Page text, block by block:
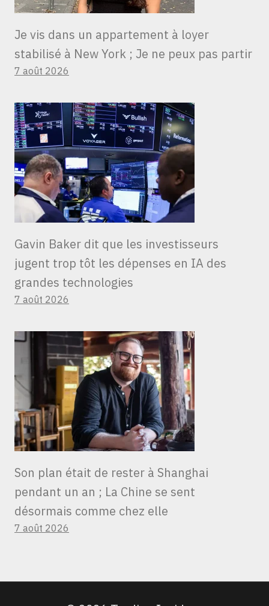
Je vis dans un appartement à loyer
stabilisé à New York ; Je ne peux pas partir
7 août 2026
Gavin Baker dit que les investisseurs
jugent trop tôt les dépenses en IA des
grandes technologies
7 août 2026
Son plan était de rester à Shanghai
pendant un an ; La Chine se sent
désormais comme chez elle
7 août 2026